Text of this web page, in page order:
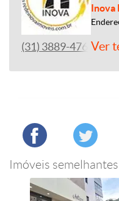
Inova
(31) 3889-4765Ver
Imóveis semelhantes